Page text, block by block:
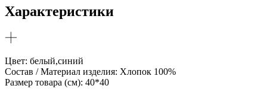
Характеристики
Цвет: белый,синий
Состав / Материал изделия: Хлопок 100%
Размер товара (см): 40*40